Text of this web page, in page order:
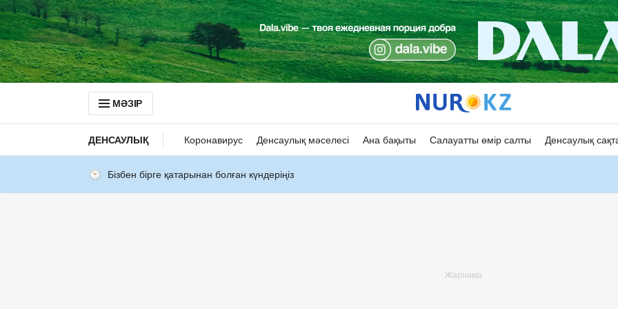
МӘЗІР
ДЕНСАУЛЫҚ Коронавирус Денсаулық мәселесі Ана бақыты Салауатты өмір салты Денсаулық
Бізбен бірге қатарынан болған күндеріңіз